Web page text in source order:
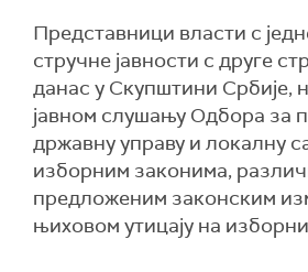
Представници власти с
стручне јавности с друге
данас у Скупштини Србије,
јавном слушању Одбора за
државну управу и локалну
изборним законима,
предложеним законским
њиховом утицају на